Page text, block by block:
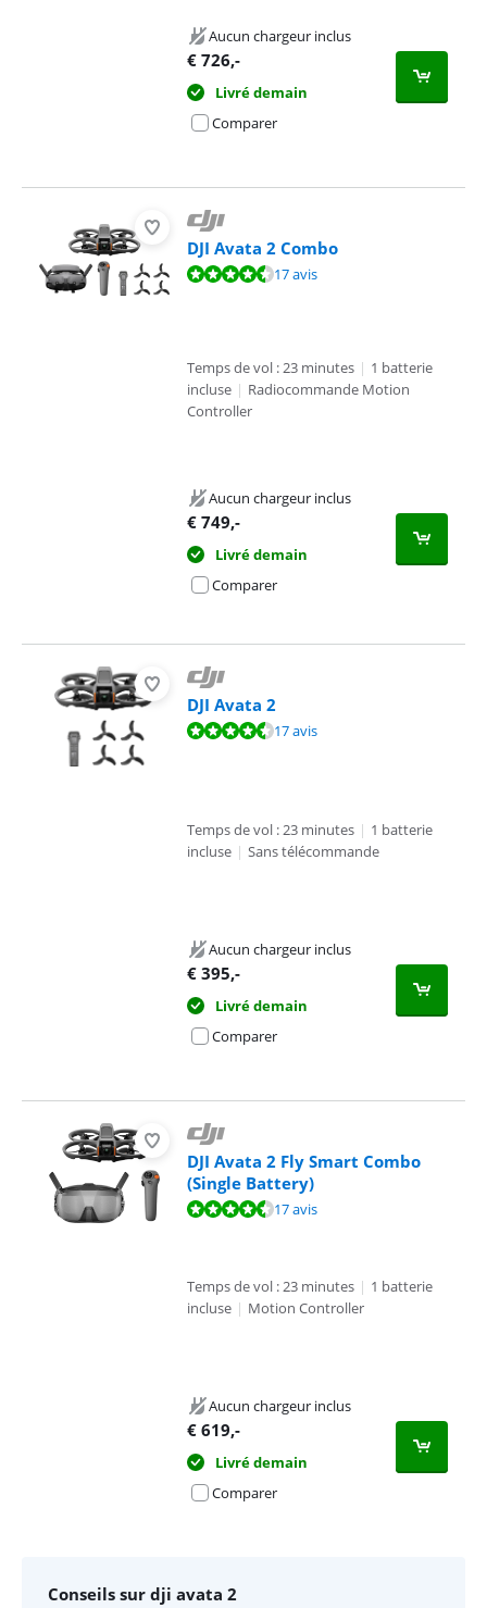
Aucun chargeur inclus
€ 726,-
Livré demain
Comparer
DJI Avata 2 Combo
La note est de 8,9 sur 10, basée sur 17 avis.17 avis
Temps de vol : 23 minutes | 1 batterie
incluse | Radiocommande Motion
Controller
Aucun chargeur inclus
€ 749,-
Livré demain
Comparer
DJI Avata 2
La note est de 8,9 sur 10, basée sur 17 avis.17 avis
Temps de vol : 23 minutes | 1 batterie
incluse | Sans télécommande
Aucun chargeur inclus
€ 395,-
Livré demain
Comparer
DJI Avata 2 Fly Smart Combo
(Single Battery)
La note est de 8,9 sur 10, basée sur 17 avis.17 avis
Temps de vol : 23 minutes | 1 batterie
incluse | Motion Controller
Aucun chargeur inclus
€ 619,-
Livré demain
Comparer
Conseils sur dji avata 2